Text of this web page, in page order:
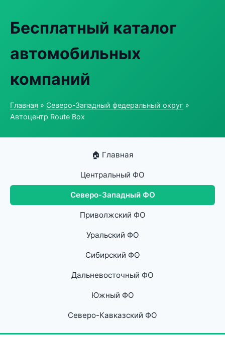
Бесплатный каталог
автомобильных
компаний
Главная » Северо-Западный федеральный округ »
Автоцентр Route Box
🏠 Главная
Центральный ФО
Северо-Западный ФО
Приволжский ФО
Уральский ФО
Сибирский ФО
Дальневосточный ФО
Южный ФО
Северо-Кавказский ФО